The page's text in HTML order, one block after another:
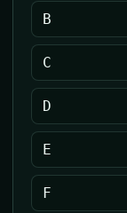
B
C
D
E
F